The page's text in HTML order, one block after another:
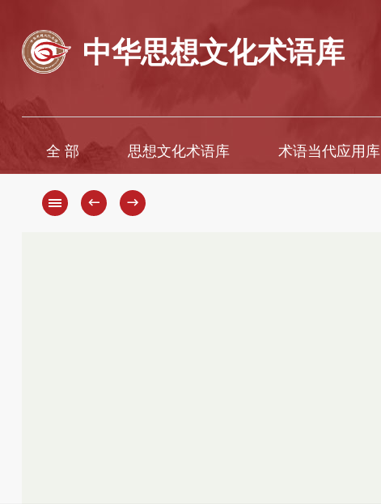
中华思想文化术语库
全 部 思想文化术语库 术语当代应用库
← →